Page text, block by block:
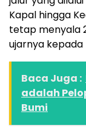
Kapal hingga
tetap menyala
ujarnya kepada
Baca Juga :
adalah
Bumi